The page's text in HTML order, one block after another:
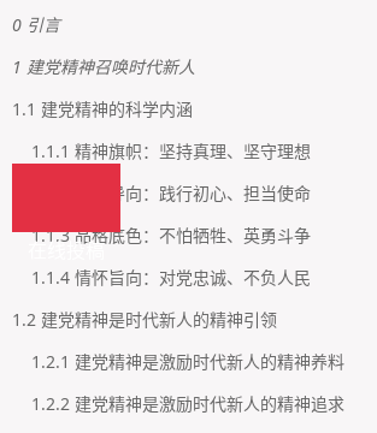
0 引言
1 建党精神召唤时代新人
1.1 建党精神的科学内涵
1.1.1 精神旗帜：坚持真理、坚守理想
1.1.2 目标导向：践行初心、担当使命
1.1.3 品格底色：不怕牺牲、英勇斗争
1.1.4 情怀旨向：对党忠诚、不负人民
1.2 建党精神是时代新人的精神引领
1.2.1 建党精神是激励时代新人的精神养料
1.2.2 建党精神是激励时代新人的精神追求
在线投稿